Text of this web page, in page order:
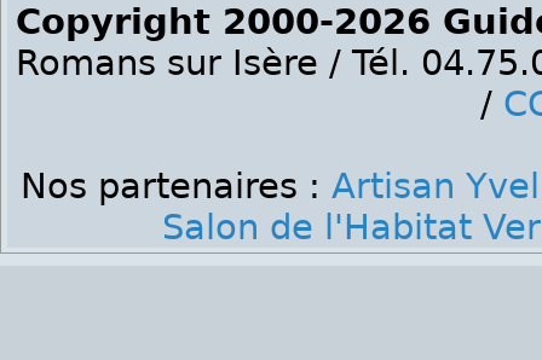
Copyright 2000-2026
Romans sur Isère / Tél.
/
Nos partenaires : Artisan
Salon de l'Habitat